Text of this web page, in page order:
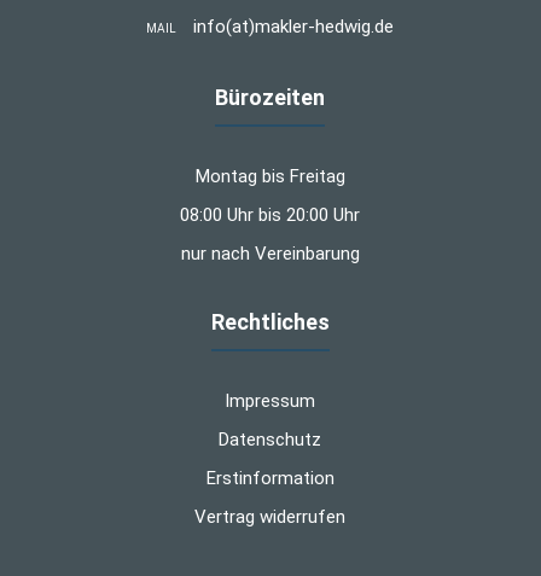
MAIL info(at)makler-hedwig.de
Bürozeiten
Montag bis Freitag
08:00 Uhr bis 20:00 Uhr
nur nach Vereinbarung
Rechtliches
Impressum
Datenschutz
Erstinformation
Vertrag widerrufen